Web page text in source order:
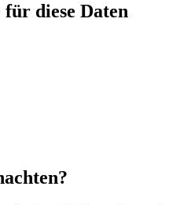
diese Daten